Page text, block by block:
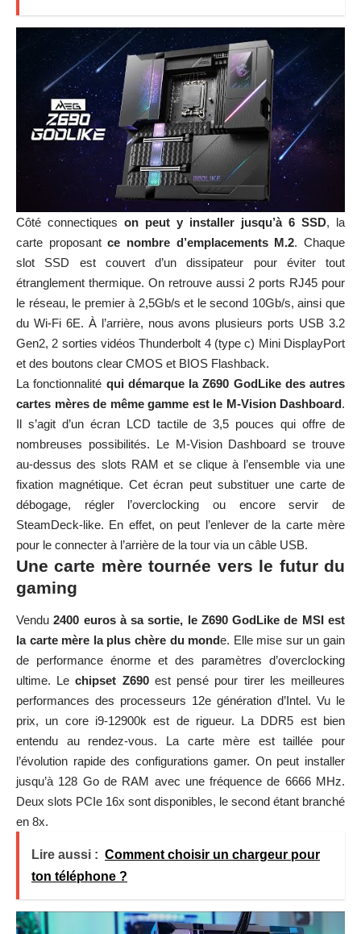
Côté connectiques on peut y installer jusqu’à 6 SSD, la
carte proposantce nombre d’emplacements M.2. Chaque
slot SSD est couvert d’un dissipateur pour éviter tout
étranglement thermique. On retrouve aussi 2 ports RJ45 pour
le réseau, le premier à 2,5Gb/s et le second 10Gb/s, ainsi que
du Wi-Fi 6E. À l’arrière, nous avons plusieurs ports USB 3.2
Gen2, 2 sorties vidéos Thunderbolt 4 (type c) Mini DisplayPort
et des boutons clear CMOS et BIOS Flashback.
La fonctionnalité qui démarque la Z690 GodLike des autres
cartes mères de même gamme est le M-Vision Dashboard.
Il s’agit d’un écran LCD tactile de 3,5 pouces qui offre de
nombreuses possibilités. Le M-Vision Dashboard se trouve
au-dessus des slots RAM et se clique à l’ensemble via une
fixation magnétique. Cet écran peut substituer une carte de
débogage, régler l’overclocking ou encore servir de
SteamDeck-like. En effet, on peut l’enlever de la carte mère
pour le connecter à l’arrière de la tour via un câble USB.
Une carte mère tournée vers le futur du
gaming
Vendu2400 euros à sa sortie, le Z690 GodLike de MSI est
la carte mère la plus chère du monde. Elle mise sur un gain
de performance énorme et des paramètres d’overclocking
ultime. Lechipset Z690est pensé pour tirer les meilleures
performances des processeurs 12e génération d’Intel. Vu le
prix, un core i9-12900k est de rigueur. La DDR5 est bien
entendu au rendez-vous. La carte mère est taillée pour
l’évolution rapide des configurations gamer. On peut installer
jusqu’à 128 Go de RAM avec une fréquence de 6666 MHz.
Deux slots PCIe 16x sont disponibles, le second étant branché
en 8x.
Lire aussi : Comment choisir un chargeur pour
ton téléphone ?